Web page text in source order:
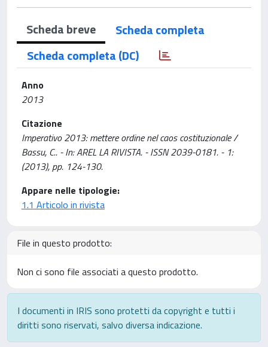
Scheda breve
Scheda completa
Scheda completa (DC)
Anno
2013
Citazione
Imperativo 2013: mettere ordine nel caos costituzionale /
Bassu, C.. - In: AREL LA RIVISTA. - ISSN 2039-0181. - 1:
(2013), pp. 124-130.
Appare nelle tipologie:
1.1 Articolo in rivista
File in questo prodotto:
Non ci sono file associati a questo prodotto.
I documenti in IRIS sono protetti da copyright e tutti i
diritti sono riservati, salvo diversa indicazione.